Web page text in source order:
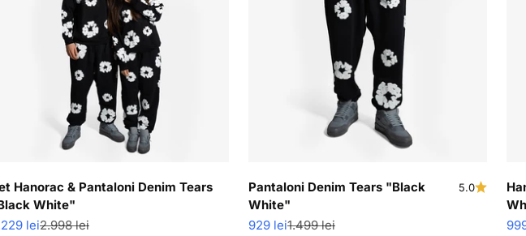
Hanorac & Pantaloni Denim Tears
White"
redus
leiPret normal
2.998 lei
Pantaloni Denim Tears "Black
White"
5.0
Pret redus
929 leiPret normal
1.499 lei